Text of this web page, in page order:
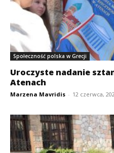
Społeczność polska w Grecji
Uroczyste nadanie
Atenach
Marzena Mavridis - 12 czerwca,